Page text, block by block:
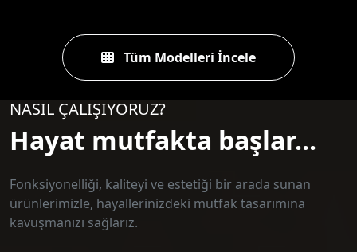
Tüm Modelleri İncele
NASIL ÇALIŞIYORUZ?
Hayat mutfakta başlar...
Fonksiyonelliği, kaliteyi ve estetiği bir arada sunan
ürünlerimizle, hayallerinizdeki mutfak tasarımına
kavuşmanızı sağlarız.